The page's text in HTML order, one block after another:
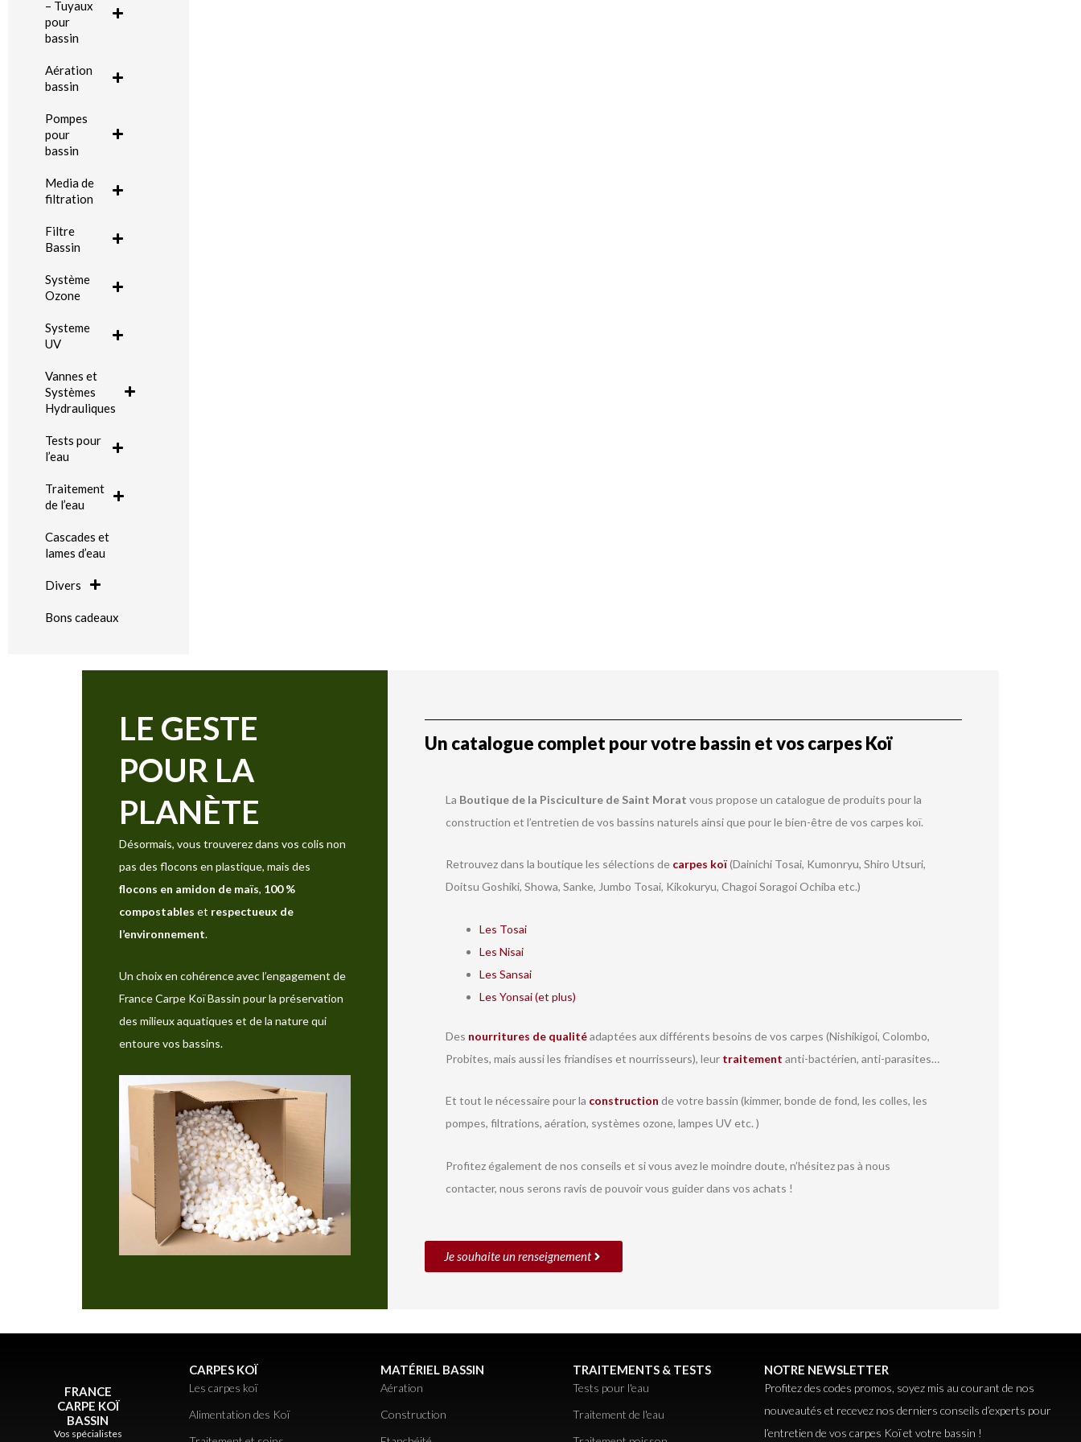
– Tuyaux
pour
bassin
Aération
bassin
Pompes
pour
bassin
Media de
filtration
Filtre
Bassin
Système
Ozone
Systeme
UV
Vannes et
Systèmes
Hydrauliques
Tests pour
l’eau
Traitement
de l’eau
Cascades et
lames d’eau
Divers
Bons cadeaux
LE GESTE
POUR LA
PLANÈTE
Désormais, vous trouverez dans vos colis non
pas des flocons en plastique, mais des
flocons en amidon de maïs, 100 %
compostables et respectueux de
l’environnement.
Un choix en cohérence avec l’engagement de
France Carpe Koï Bassin pour la préservation
des milieux aquatiques et de la nature qui
entoure vos bassins.
Un catalogue complet pour votre bassin et vos carpes Koï
La Boutique de la Pisciculture de Saint Morat vous propose un catalogue de produits pour la
construction et l’entretien de vos bassins naturels ainsi que pour le bien-être de vos carpes koï.
Retrouvez dans la boutique les sélections de carpes koï(Dainichi Tosai, Kumonryu, Shiro Utsuri,
Doitsu Goshiki, Showa, Sanke, Jumbo Tosai, Kikokuryu, Chagoi Soragoi Ochiba etc.)
Les Tosai
Les Nisai
Les Sansai
Les Yonsai (et plus)
Des nourritures de qualitéadaptées aux différents besoins de vos carpes (Nishikigoi, Colombo,
Probites, mais aussi les friandises et nourrisseurs), leur traitement anti-bactérien, anti-parasites…
Et tout le nécessaire pour la construction de votre bassin (kimmer, bonde de fond, les colles, les
pompes, filtrations, aération, systèmes ozone, lampes UV etc. )
Profitez également de nos conseils et si vous avez le moindre doute, n’hésitez pas à nous
contacter, nous serons ravis de pouvoir vous guider dans vos achats !
Je souhaite un renseignement
FRANCE
CARPE KOÏ
BASSIN
Vos spécialistes
CARPES KOÏ
Les carpes koï
Alimentation des Koï
MATÉRIEL BASSIN
Aération
Construction
TRAITEMENTS & TESTS
Tests pour l'eau
Traitement de l'eau
NOTRE NEWSLETTER
Profitez des codes promos, soyez mis au courant de nos
nouveautés et recevez nos derniers conseils d’experts pour
l’entretien de vos carpes Koï et votre bassin !